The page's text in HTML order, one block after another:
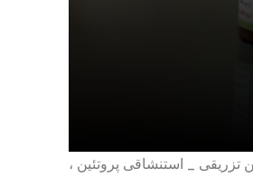
، مسعود سلیمانی ظهر دوشنبه در کنفرانس خبری با محوریت رونمایی از اولین واکسن تزریقی _ استنشاقی پروتئین